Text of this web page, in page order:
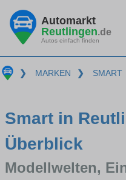
Automarkt
Reutlingen.de
Autos einfach finden
❯ MARKEN ❯ SMART
Smart in
Überblick
Modellwelten,